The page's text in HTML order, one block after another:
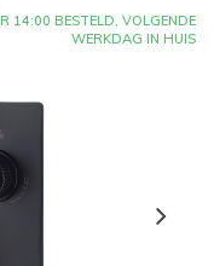
14:00 BESTELD, VOLGENDE
WERKDAG IN HUIS